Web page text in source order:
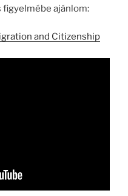
figyelmébe ajánlom:
and Citizenship